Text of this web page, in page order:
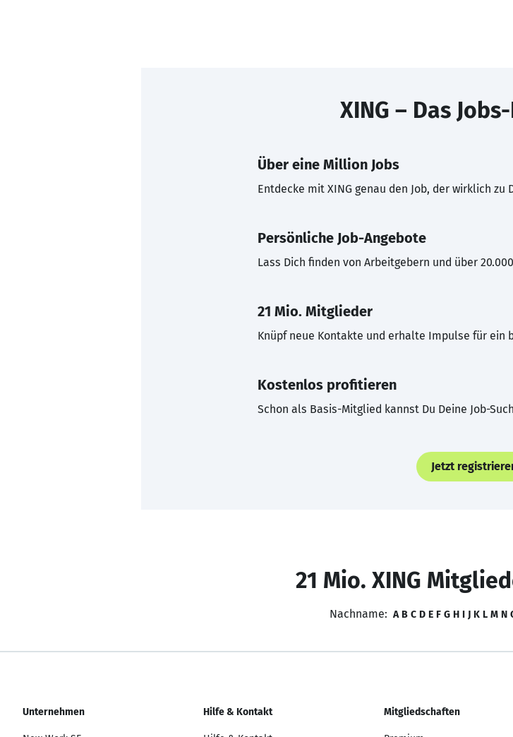
XING – Das
Über eine Million Jobs
Entdecke mit XING genau den Job, der wirklich zu
Persönliche Job-Angebote
Lass Dich finden von Arbeitgebern und über
21 Mio. Mitglieder
Knüpf neue Kontakte und erhalte Impulse für ein
Kostenlos profitieren
Schon als Basis-Mitglied kannst Du Deine Job-
Jetzt
21 Mio. XING
Nachname: A B C D E F G H I J K L M N
Unternehmen Hilfe & Kontakt Mitgliedschaften